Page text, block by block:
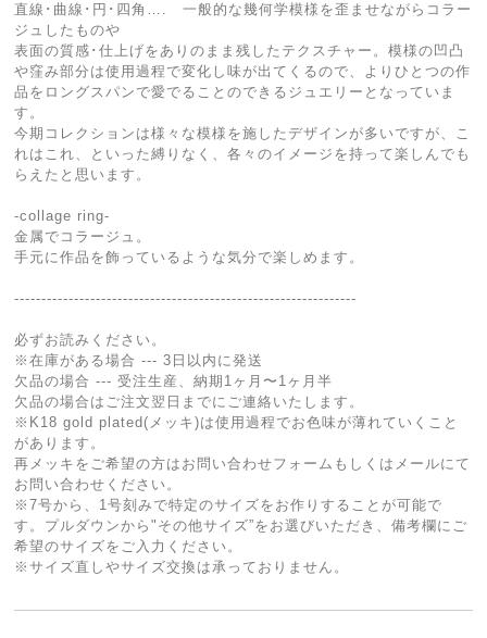
直線･曲線･円･四角…. 一般的な幾何学模様を歪ませながらコラー
ジュしたものや
表面の質感･仕上げをありのまま残したテクスチャー。模様の凹凸
や窪み部分は使用過程で変化し味が出てくるので、よりひとつの作
品をロングスパンで愛でることのできるジュエリーとなっていま
す。
今期コレクションは様々な模様を施したデザインが多いですが、こ
れはこれ、といった縛りなく、各々のイメージを持って楽しんでも
らえたと思います。
-collage ring-
金属でコラージュ。
手元に作品を飾っているような気分で楽しめます。
---------------------------------------------------------------
必ずお読みください。
※在庫がある場合 --- 3日以内に発送
欠品の場合 --- 受注生産、納期1ヶ月〜1ヶ月半
欠品の場合はご注文翌日までにご連絡いたします。
※K18 gold plated(メッキ)は使用過程でお色味が薄れていくこと
があります。
再メッキをご希望の方はお問い合わせフォームもしくはメールにて
お問い合わせください。
※7号から、1号刻みで特定のサイズをお作りすることが可能で
す。プルダウンから"その他サイズ”をお選びいただき、備考欄にご
希望のサイズをご入力ください。
※サイズ直しやサイズ交換は承っておりません。